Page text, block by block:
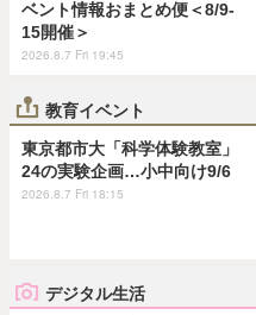
ベント情報おまとめ便＜8/9-
15開催＞
2026.8.7 Fri 19:45
教育イベント
東京都市大「科学体験教室」
24の実験企画…小中向け9/6
2026.8.7 Fri 18:15
デジタル生活